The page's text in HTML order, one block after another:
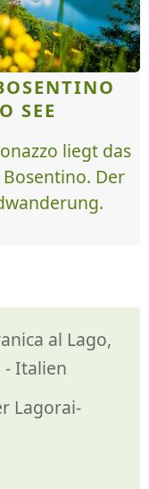
al Lago,
- Italien
Lagorai-
SEE
liegt das
Der